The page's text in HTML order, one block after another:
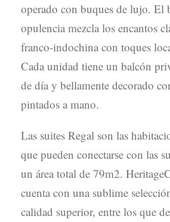
operado con buques de lujo. El
opulencia mezcla los encantos
franco-indochina con toques
Cada unidad tiene un balcón
de día y bellamente decorado
pintados a mano.
Las suites Regal son las
que pueden conectarse con las
un área total de 79m2.
cuenta con una sublime
calidad superior, entre los que